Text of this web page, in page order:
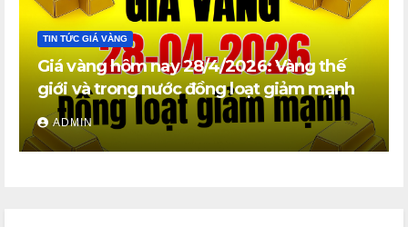
TIN TỨC GIÁ VÀNG
Giá vàng hôm nay 28/4/2026: Vàng thế
giới và trong nước đồng loạt giảm mạnh
ADMIN